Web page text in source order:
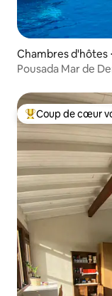
Chambres d'hôtes
Pousada Mar de
Coups de cœur
Coup de cœur